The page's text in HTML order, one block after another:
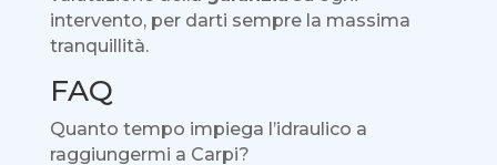
intervento, per darti sempre la massima
tranquillità.
FAQ
Quanto tempo impiega l’idraulico a
raggiungermi a Carpi?